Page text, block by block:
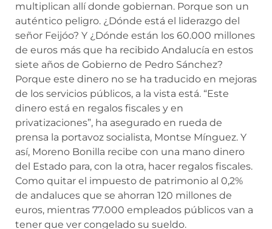
multiplican allí donde gobiernan. Porque son un
auténtico peligro. ¿Dónde está el liderazgo del
señor Feijóo? Y ¿Dónde están los 60.000 millones
de euros más que ha recibido Andalucía en estos
siete años de Gobierno de Pedro Sánchez?
Porque este dinero no se ha traducido en mejoras
de los servicios públicos, a la vista está. “Este
dinero está en regalos fiscales y en
privatizaciones”, ha asegurado en rueda de
prensa la portavoz socialista, Montse Mínguez. Y
así, Moreno Bonilla recibe con una mano dinero
del Estado para, con la otra, hacer regalos fiscales.
Como quitar el impuesto de patrimonio al 0,2%
de andaluces que se ahorran 120 millones de
euros, mientras 77.000 empleados públicos van a
tener que ver congelado su sueldo.